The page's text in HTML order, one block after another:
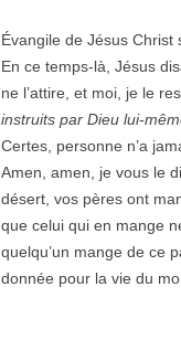
Évangile de Jésus Christ
En ce temps-là, Jésus
ne l’attire, et moi, je le
instruits par Dieu lui-
Certes, personne n’a
Amen, amen, je vous le
désert, vos pères ont
que celui qui en mange
quelqu’un mange de ce
donnée pour la vie du